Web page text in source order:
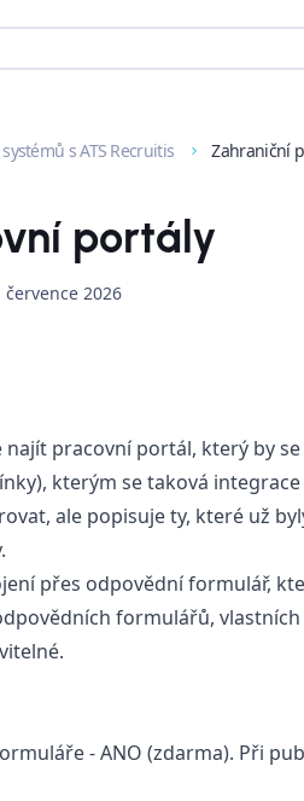
s ATS Recruitis Zahraniční
portály
července 2026
pracovní portál, který by
kterým se taková
ale popisuje ty, které už
přes odpovědní formulář,
formulářů,
- ANO (zdarma). Při